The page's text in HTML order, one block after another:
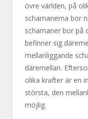
övre världen, på
schamanerna bor
schamaner bor på
befinner sig
mellanliggande
däremellan.
olika krafter är en
största, den
möjlig.